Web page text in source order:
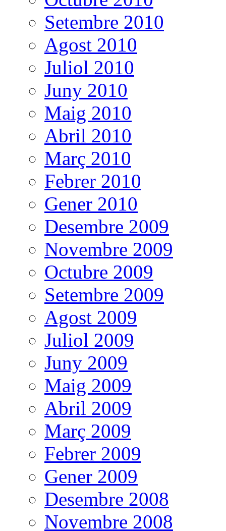
Setembre 2010
Agost 2010
Juliol 2010
Juny 2010
Maig 2010
Abril 2010
Març 2010
Febrer 2010
Gener 2010
Desembre 2009
Novembre 2009
Octubre 2009
Setembre 2009
Agost 2009
Juliol 2009
Juny 2009
Maig 2009
Abril 2009
Març 2009
Febrer 2009
Gener 2009
Desembre 2008
Novembre 2008